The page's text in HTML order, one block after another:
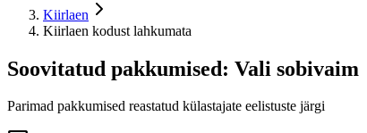
Kiirlaen
Kiirlaen kodust lahkumata
Soovitatud pakkumised: Vali sobivaim
Parimad pakkumised reastatud külastajate eelistuste järgi